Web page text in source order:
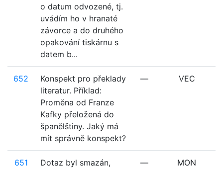
o datum odvozené, tj.
uvádím ho v hranaté
závorce a do druhého
opakování tiskárnu s
datem b...
652
Konspekt pro překlady
literatur. Příklad:
Proměna od Franze
Kafky přeložená do
španělštiny. Jaký má
mít správně konspekt?
— VEC
651
Dotaz byl smazán,
— MON